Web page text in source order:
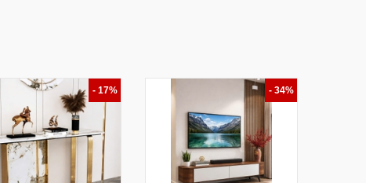
- 17% - 34%